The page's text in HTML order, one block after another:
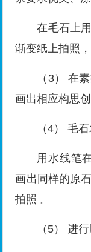
在毛石上
渐变纸上拍照
（3） 在
画出相应构思
（4） 毛
用水线笔
画出同样的原
拍照 。
（5） 进行